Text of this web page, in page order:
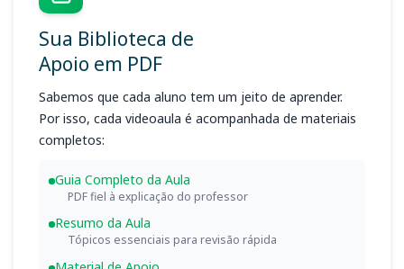
Sua Biblioteca de
Apoio em PDF
Sabemos que cada aluno tem um jeito de aprender.
Por isso, cada videoaula é acompanhada de materiais
completos:
Guia Completo da Aula
PDF fiel à explicação do professor
Resumo da Aula
Tópicos essenciais para revisão rápida